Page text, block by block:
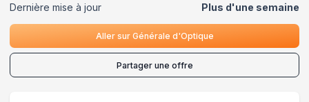
Dernière mise à jour
Plus d'une semaine
Aller sur Générale d'Optique
Partager une offre